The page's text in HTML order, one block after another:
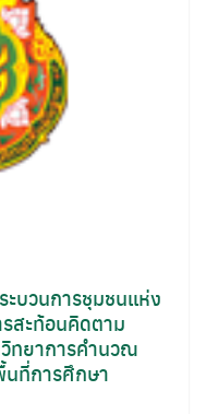
บวนการชุมชนแห่ง
สะท้อนคิดตาม
ทยาการคำนวณ
นที่การศึกษา